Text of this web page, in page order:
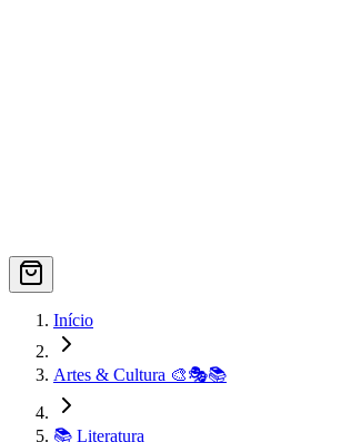
Início
Artes & Cultura 🎨🎭📚
📚 Literatura